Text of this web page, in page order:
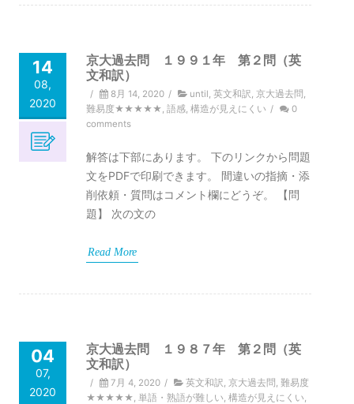
14
08,
2020
京大過去問 １９９１年 第２問（英
文和訳）
/ 8月 14, 2020 / until, 英文和訳, 京大過去問 ,
難易度★★★★★, 語感, 構造が見えにくい /
0
comments
解答は下部にあります。 下のリンクから問題
文をPDFで印刷できます。 間違いの指摘・添
削依頼・質問はコメント欄にどうぞ。 【問
題】 次の文の
Read More
04
07,
2020
京大過去問 １９８７年 第２問（英
文和訳）
/ 7月 4, 2020 / 英文和訳, 京大過去問 , 難易度
★★★★★, 単語・熟語が難しい, 構造が見えにくい,